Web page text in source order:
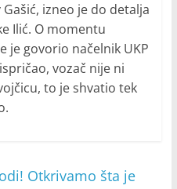
izneo je do detalja
Ilić. O momentu
je govorio načelnik UKP
vozač nije ni
to je shvatio tek
Otkrivamo šta je